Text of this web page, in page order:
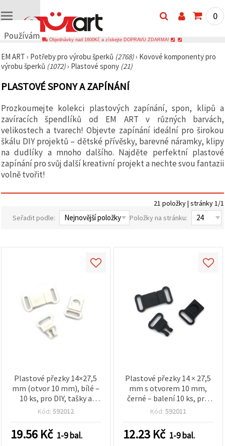
Používáme
🍪
Používáme
podobné
technologie,
zajistili
správné
fungování
webu,
zlepšili vaše
prostředí
při jeho
používání a
s vaším
zobrazovali
relevantnější
to i s
souhlasit s
můžete
uvést své
preference v
Nastavení
cookies a
0
Objednávky nad 1600Kč a získejte DOPRAVU ZDARMA!
EM ART › Potřeby pro výrobu šperků (2768)› Kovové komponenty pro
výrobu šperků (1072)› Plastové spony (21)
PLASTOVÉ SPONY A ZAPÍNÁNÍ
Prozkoumejte kolekci plastových zapínání, spon, klipů a
zavíracích špendlíků od EM ART v různých barvách,
velikostech a tvarech! Objevte zapínání ideální pro širokou
škálu DIY projektů – dětské přívěsky, barevné náramky, klipy
na dudlíky a mnoho dalšího. Najděte perfektní plastové
zapínání pro svůj další kreativní projekt a nechte svou fantazii
volně tvořit!
21 položky | stránky 1/1
Seřadit podle:
Položky na stránku:
Plastové přezky 14×27,5
mm (otvor 10 mm), bílé –
10 ks, pro DIY, tašky a
lanyardy
Kód: 592012
19.56 Kč 1-9 bal.
Plastové přezky 14 × 27,5
mm s otvorem 10 mm,
černé – balení 10 ks, pro
kreativní tvoření, tašky a
Kód: 592011
12.23 Kč 1-9 bal.